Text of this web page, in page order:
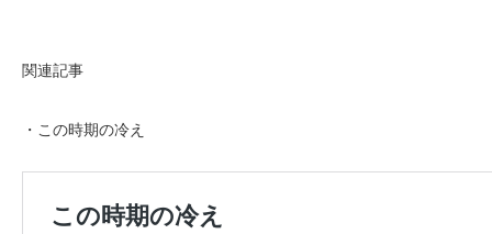
関連記事
・この時期の冷え